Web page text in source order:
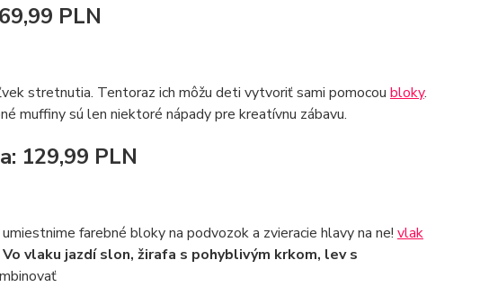
PLN
stretnutia. Tentoraz ich môžu deti vytvoriť sami pomocou bloky.
muffiny sú len niektoré nápady pre kreatívnu zábavu.
129,99 PLN
farebné bloky na podvozok a zvieracie hlavy na ne! vlak
Vo vlaku jazdí slon, žirafa s pohyblivým krkom, lev s